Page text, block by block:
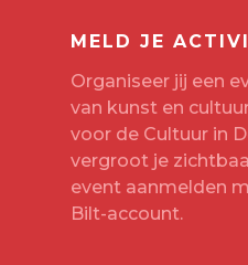
MELD JE
Organiseer jij een
van kunst en
voor de Cultuur in
vergroot je
event aanmelden
Bilt-account.